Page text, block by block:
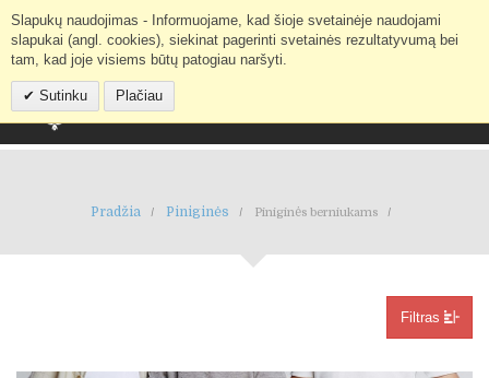
Mano paskyra IEŠKOTI
Slapukų naudojimas - Informuojame, kad šioje svetainėje naudojami
slapukai (angl. cookies), siekinat pagerinti svetainės rezultatyvumą bei
tam, kad joje visiems būtų patogiau naršyti.
Sutinku Plačiau
Pradžia Piniginės Piniginės berniukams
Filtras